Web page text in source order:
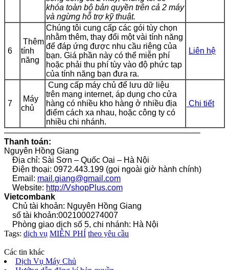
khóa toàn bộ bản quyền trên cả 2 máy
và ngừng hỗ trợ kỹ thuật.
6
Thêm
tính
năng
Chúng tôi cung cấp các gói tùy chọn
nhằm thêm, thay đổi một vài tính năng
để đáp ứng được nhu cầu riêng của
bạn. Giá phần này có thể miễn phí
hoặc phải thu phí tùy vào độ phức tạp
của tính năng bạn đưa ra.
Liên hệ
7
Máy
chủ
Cung cấp máy chủ để lưu dữ liệu
trên mạng internet, áp dụng cho cửa
hàng có nhiều kho hàng ở nhiều địa
điểm cách xa nhau, hoặc công ty có
nhiều chi nhánh.
Chi tiết
————————————————————————
Thanh toán:
Nguyên Hồng Giang
Địa chỉ: Sài Sơn – Quốc Oai – Hà Nội
Điện thoại: 0972.443.199 (gọi ngoài giờ hành chính)
Email: mail.giang@gmail.com
Website: http://VshopPlus.com
Vietcombank
Chủ tài khoản: Nguyên Hồng Giang
số tài khoản:0021000274007
Phòng giao dịch số 5, chi nhánh: Hà Nội
Tags: dịch vụ MIỄN PHÍ theo yêu cầu
Các tin khác
Dịch Vụ Máy Chủ